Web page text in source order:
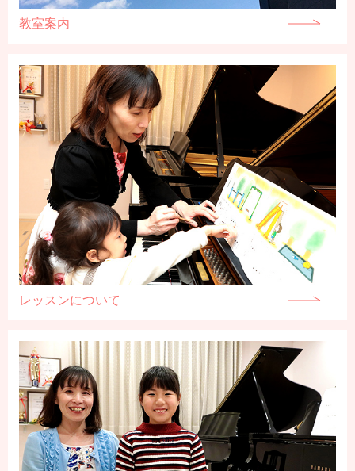
教室案内
レッスンについて